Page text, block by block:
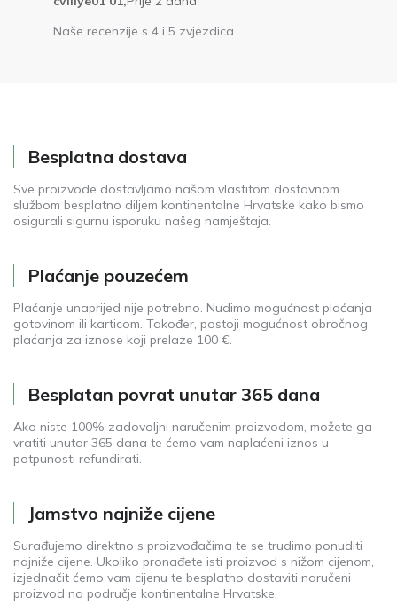
Naše recenzije s 4 i 5 zvjezdica
Besplatna dostava
Sve proizvode dostavljamo našom vlastitom dostavnom
službom besplatno diljem kontinentalne Hrvatske kako bismo
osigurali sigurnu isporuku našeg namještaja.
Plaćanje pouzećem
Plaćanje unaprijed nije potrebno. Nudimo mogućnost plaćanja
gotovinom ili karticom. Također, postoji mogućnost obročnog
plaćanja za iznose koji prelaze 100 €.
Besplatan povrat unutar 365 dana
Ako niste 100% zadovoljni naručenim proizvodom, možete ga
vratiti unutar 365 dana te ćemo vam naplaćeni iznos u
potpunosti refundirati.
Jamstvo najniže cijene
Surađujemo direktno s proizvođačima te se trudimo ponuditi
najniže cijene. Ukoliko pronađete isti proizvod s nižom cijenom,
izjednačit ćemo vam cijenu te besplatno dostaviti naručeni
proizvod na područje kontinentalne Hrvatske.